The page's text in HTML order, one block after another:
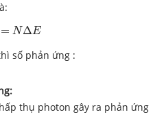
= NΔE
NΔE
số phản ứng :
thụ photon gây ra phản ứng